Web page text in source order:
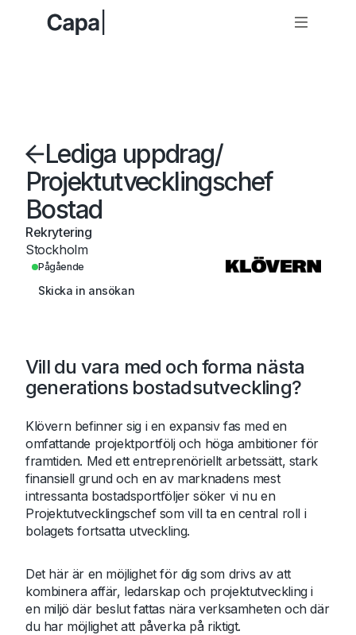
Lediga uppdrag/
Projektutvecklingschef
Bostad
Rekrytering
Stockholm
Pågående
Skicka in ansökan
Vill du vara med och forma nästa
generations bostadsutveckling?
Klövern befinner sig i en expansiv fas med en
omfattande projektportfölj och höga ambitioner för
framtiden. Med ett entreprenöriellt arbetssätt, stark
finansiell grund och en av marknadens mest
intressanta bostadsportföljer söker vi nu en
Projektutvecklingschef som vill ta en central roll i
bolagets fortsatta utveckling.
Det här är en möjlighet för dig som drivs av att
kombinera affär, ledarskap och projektutveckling i
en miljö där beslut fattas nära verksamheten och där
du har möjlighet att påverka på riktigt.